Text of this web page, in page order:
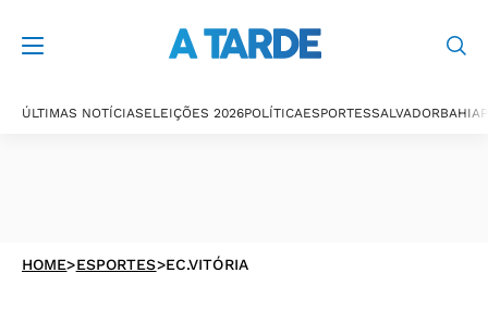
ÚLTIMAS NOTÍCIASELEIÇÕES 2026POLÍTICAESPORTESSALVADORBAHIA
HOME>ESPORTES>EC.VITÓRIA